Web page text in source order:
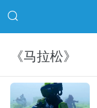
《马拉松》